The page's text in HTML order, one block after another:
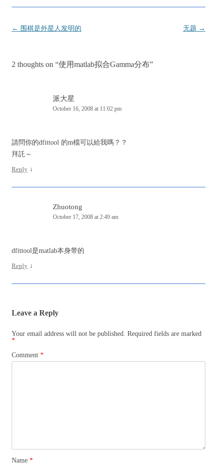
Post
← 围棋是外星人发明的 无题 →
2 thoughts on “使用matlab拟合Gamma分布”
派大星
October 16, 2008 at 11:02 pm
請問你的dfittool 的m檔可以給我嗎？？
拜託～
Reply ↓
Zhuotong
October 17, 2008 at 2:49 am
dfittool是matlab本身带的
Reply ↓
Leave a Reply
Your email address will not be published. Required fields are marked
*
Comment *
Name *